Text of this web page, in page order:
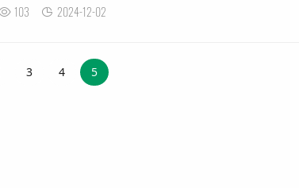
103 2024-12-02
3 4 5